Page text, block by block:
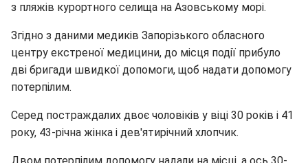
з пляжів курортного селища на Азовському морі.
Згідно з даними медиків Запорізького обласного
центру екстреної медицини, до місця події прибуло
дві бригади швидкої допомоги, щоб надати допомогу
потерпілим.
Серед постраждалих двоє чоловіків у віці 30 років і 41
року, 43-річна жінка і дев'ятирічний хлопчик.